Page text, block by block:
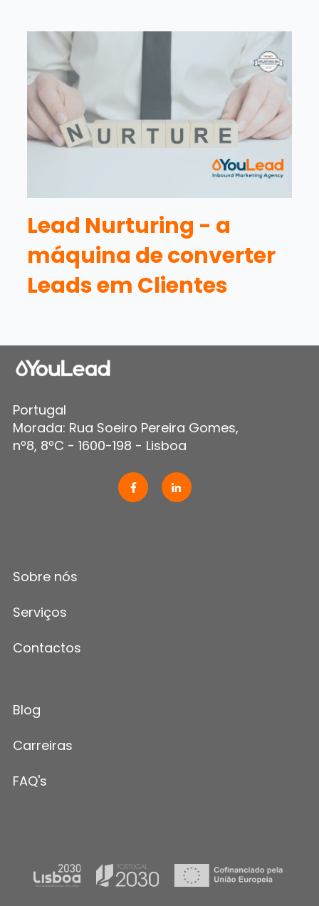
Lead Nurturing - a
máquina de converter
Leads em Clientes
Portugal
Morada: Rua Soeiro Pereira Gomes,
nº8, 8ºC - 1600-198 - Lisboa
Sobre nós
Serviços
Contactos
Blog
Carreiras
FAQ's